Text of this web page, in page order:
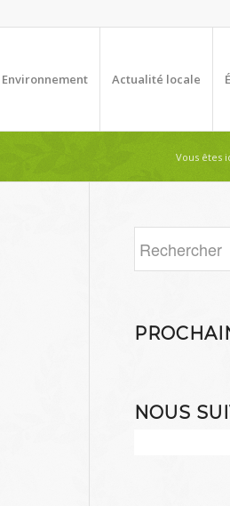
Environnement Actualité locale
Vous êtes
NOUS